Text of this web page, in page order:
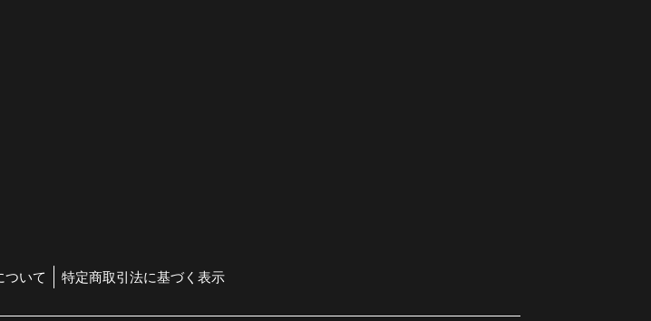
ついて 特定商取引法に基づく表示